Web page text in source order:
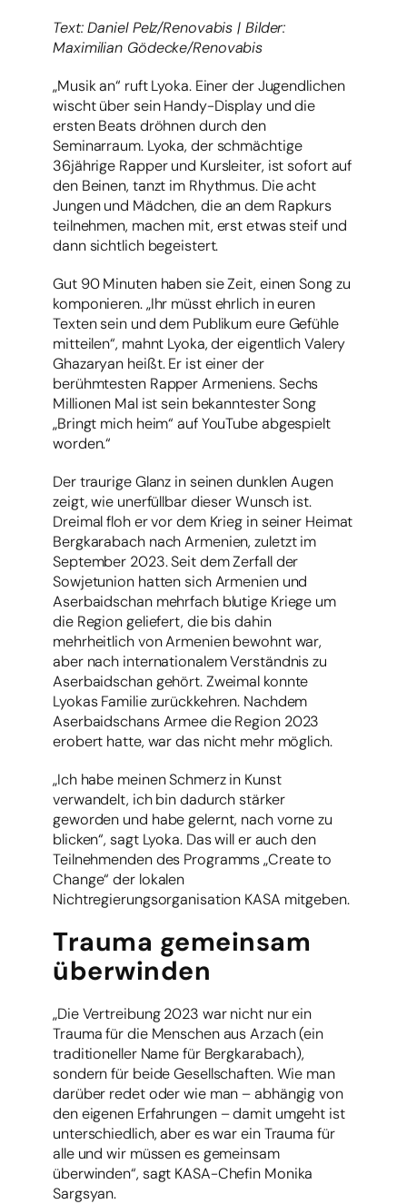
Text: Daniel Pelz/Renovabis | Bilder:
Maximilian Gödecke/Renovabis
„Musik an“ ruft Lyoka. Einer der Jugendlichen
wischt über sein Handy-Display und die
ersten Beats dröhnen durch den
Seminarraum. Lyoka, der schmächtige
36jährige Rapper und Kursleiter, ist sofort auf
den Beinen, tanzt im Rhythmus. Die acht
Jungen und Mädchen, die an dem Rapkurs
teilnehmen, machen mit, erst etwas steif und
dann sichtlich begeistert.
Gut 90 Minuten haben sie Zeit, einen Song zu
komponieren. „Ihr müsst ehrlich in euren
Texten sein und dem Publikum eure Gefühle
mitteilen“, mahnt Lyoka, der eigentlich Valery
Ghazaryan heißt. Er ist einer der
berühmtesten Rapper Armeniens. Sechs
Millionen Mal ist sein bekanntester Song
„Bringt mich heim“ auf YouTube abgespielt
worden.“
Der traurige Glanz in seinen dunklen Augen
zeigt, wie unerfüllbar dieser Wunsch ist.
Dreimal floh er vor dem Krieg in seiner Heimat
Bergkarabach nach Armenien, zuletzt im
September 2023. Seit dem Zerfall der
Sowjetunion hatten sich Armenien und
Aserbaidschan mehrfach blutige Kriege um
die Region geliefert, die bis dahin
mehrheitlich von Armenien bewohnt war,
aber nach internationalem Verständnis zu
Aserbaidschan gehört. Zweimal konnte
Lyokas Familie zurückkehren. Nachdem
Aserbaidschans Armee die Region 2023
erobert hatte, war das nicht mehr möglich.
„Ich habe meinen Schmerz in Kunst
verwandelt, ich bin dadurch stärker
geworden und habe gelernt, nach vorne zu
blicken“, sagt Lyoka. Das will er auch den
Teilnehmenden des Programms „Create to
Change“ der lokalen
Nichtregierungsorganisation KASA mitgeben.
Trauma gemeinsam
überwinden
„Die Vertreibung 2023 war nicht nur ein
Trauma für die Menschen aus Arzach (ein
traditioneller Name für Bergkarabach),
sondern für beide Gesellschaften. Wie man
darüber redet oder wie man – abhängig von
den eigenen Erfahrungen – damit umgeht ist
unterschiedlich, aber es war ein Trauma für
alle und wir müssen es gemeinsam
überwinden“, sagt KASA-Chefin Monika
Sargsyan.